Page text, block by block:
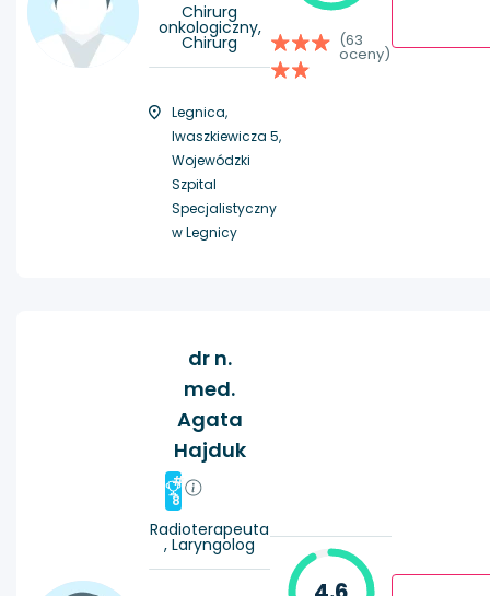
Chirurg
onkologiczny,
Chirurg
Legnica,
Iwaszkiewicza 5,
Wojewódzki
Szpital
Specjalistyczny
w Legnicy
(63
oceny)
dr n.
med.
Agata
Hajduk
#
8
Radioterapeuta
, Laryngolog